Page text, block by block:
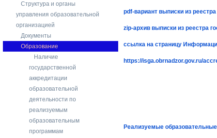
Структура и органы
управления образовательной
организацией
Документы
Образование
Наличие
государственной
аккредитации
образовательной
деятельности по
реализуемым
образовательным
программам
pdf-вариант выписки из
zip-архив выписки из реестра
ссылка на страницу
https://isga.obrnadzor.gov.ru/
Реализуемые